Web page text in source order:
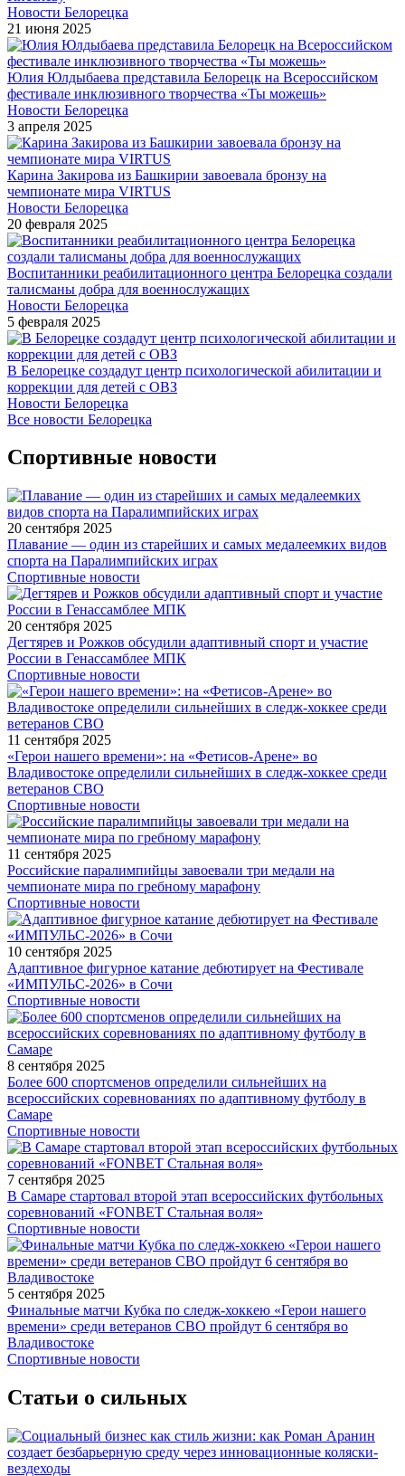
Новости Белорецка
21 июня 2025
Юлия Юлдыбаева представила Белорецк на Всероссийском
фестивале инклюзивного творчества «Ты можешь»
Новости Белорецка
3 апреля 2025
Карина Закирова из Башкирии завоевала бронзу на
чемпионате мира VIRTUS
Новости Белорецка
20 февраля 2025
Воспитанники реабилитационного центра Белорецка создали
талисманы добра для военнослужащих
Новости Белорецка
5 февраля 2025
В Белорецке создадут центр психологической абилитации и
коррекции для детей с ОВЗ
Новости Белорецка
Все новости Белорецка
Спортивные новости
20 сентября 2025
Плавание — один из старейших и самых медалеемких видов
спорта на Паралимпийских играх
Спортивные новости
20 сентября 2025
Дегтярев и Рожков обсудили адаптивный спорт и участие
России в Генассамблее МПК
Спортивные новости
11 сентября 2025
«Герои нашего времени»: на «Фетисов-Арене» во
Владивостоке определили сильнейших в следж-хоккее среди
ветеранов СВО
Спортивные новости
11 сентября 2025
Российские паралимпийцы завоевали три медали на
чемпионате мира по гребному марафону
Спортивные новости
10 сентября 2025
Адаптивное фигурное катание дебютирует на Фестивале
«ИМПУЛЬС-2026» в Сочи
Спортивные новости
8 сентября 2025
Более 600 спортсменов определили сильнейших на
всероссийских соревнованиях по адаптивному футболу в
Самаре
Спортивные новости
7 сентября 2025
В Самаре стартовал второй этап всероссийских футбольных
соревнований «FONBET Стальная воля»
Спортивные новости
5 сентября 2025
Финальные матчи Кубка по следж-хоккею «Герои нашего
времени» среди ветеранов СВО пройдут 6 сентября во
Владивостоке
Спортивные новости
Статьи о сильных